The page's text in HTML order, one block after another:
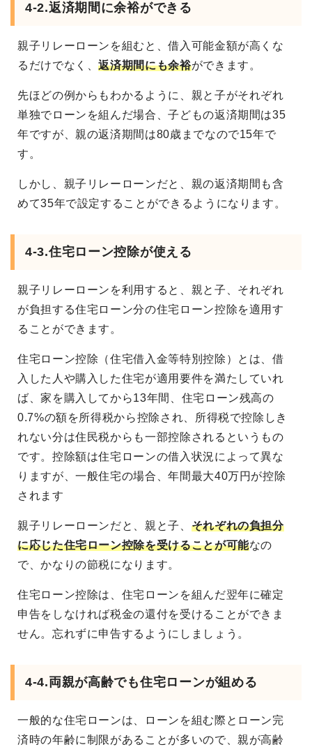
4-2.返済期間に余裕ができる
親子リレーローンを組むと、借入可能金額が高くな
るだけでなく、返済期間にも余裕ができます。
先ほどの例からもわかるように、親と子がそれぞれ
単独でローンを組んだ場合、子どもの返済期間は35
年ですが、親の返済期間は80歳までなので15年で
す。
しかし、親子リレーローンだと、親の返済期間も含
めて35年で設定することができるようになります。
4-3.住宅ローン控除が使える
親子リレーローンを利用すると、親と子、それぞれ
が負担する住宅ローン分の住宅ローン控除を適用す
ることができます。
住宅ローン控除（住宅借入金等特別控除）とは、借
入した人や購入した住宅が適用要件を満たしていれ
ば、家を購入してから13年間、住宅ローン残高の
0.7%の額を所得税から控除され、所得税で控除しき
れない分は住民税からも一部控除されるというもの
です。控除額は住宅ローンの借入状況によって異な
りますが、一般住宅の場合、年間最大40万円が控除
されます
親子リレーローンだと、親と子、 それぞれの負担分
に応じた住宅ローン控除を受けることが可能なの
で、かなりの節税になります。
住宅ローン控除は、住宅ローンを組んだ翌年に確定
申告をしなければ税金の還付を受けることができま
せん。忘れずに申告するようにしましょう。
4-4.両親が高齢でも住宅ローンが組める
一般的な住宅ローンは、ローンを組む際とローン完
済時の年齢に制限があることが多いので、親が高齢